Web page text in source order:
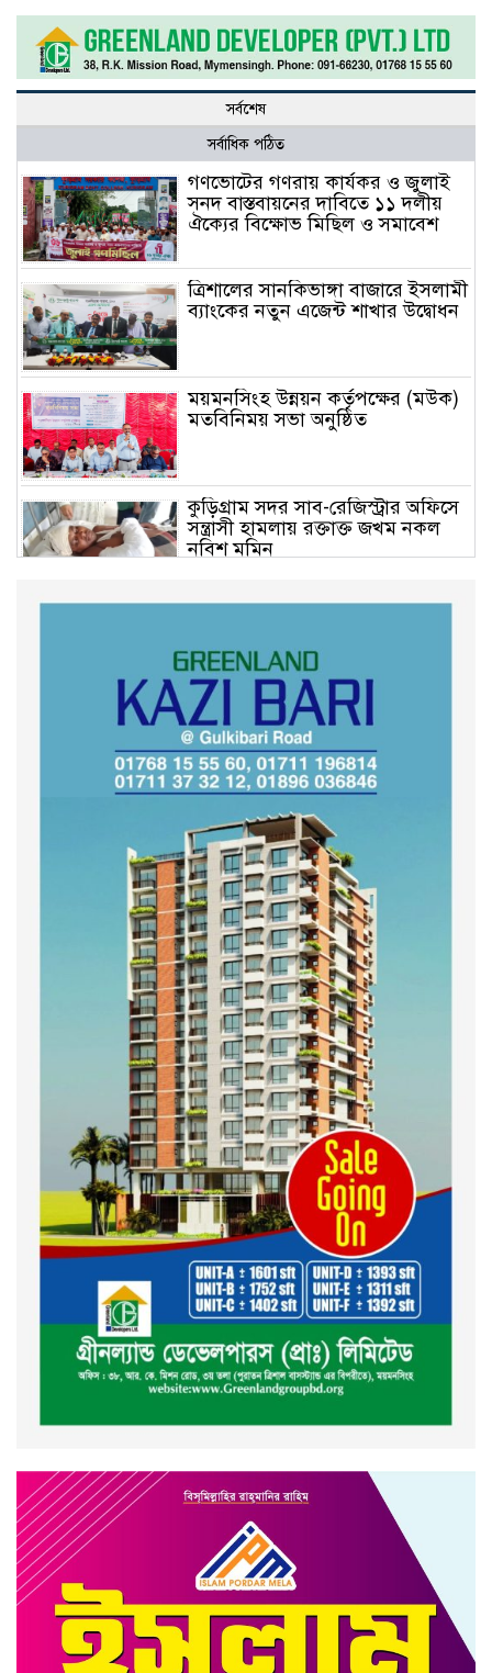
সর্বশেষ
সর্বাধিক পঠিত
গণভোটের গণরায় কার্যকর ও জুলাই
সনদ বাস্তবায়নের দাবিতে ১১ দলীয়
ঐক্যের বিক্ষোভ মিছিল ও সমাবেশ
ত্রিশালের সানকিভাঙ্গা বাজারে ইসলামী
ব্যাংকের নতুন এজেন্ট শাখার উদ্বোধন
ময়মনসিংহ উন্নয়ন কর্তৃপক্ষের (মউক)
মতবিনিময় সভা অনুষ্ঠিত
কুড়িগ্রাম সদর সাব-রেজিস্ট্রার অফিসে
সন্ত্রাসী হামলায় রক্তাক্ত জখম নকল
নবিশ মমিন
অনুষ্ঠিত
কুড়িগ্রাম কৃষি বিশ্ববিদ্যালয়ের স্থায়ী
ক্যাম্পাস নির্মাণে ইউজিসির সমন্বয়
সভা অনুষ্ঠিত
শহীদদের অসম্পূর্ণ মিশন সম্পন্ন করে
তবেই আমরা তৃপ্তিভোজন করব-
মুফতি আলী হাসান উসামা
দেশ গড়তে জুলাই জাগরণ’ কর্মসূচির
অংশ হিসেবে এনসিপির জুলাই
পথসভসায়- নাসীরুদ্দীন পাটওয়ারী
ইসলামী ব্যাংক বাংলাদেশ পিলএলসি
ময়মনসিংহ শাখার গ্রাহক সমাবেশ
২০২৪ এর গণঅভ্যুত্থানের শহিদের
কবর জিয়ারত ও দোয়া করলেন
ময়মনসিংহ মহানগর জামায়াত